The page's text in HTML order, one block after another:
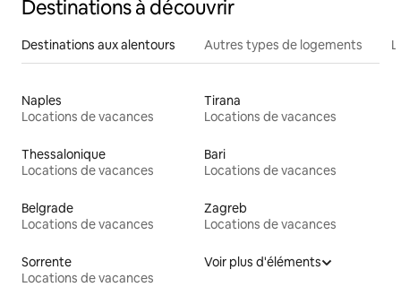
Destinations à découvrir
Destinations aux alentours Autres types de logements
Naples
Locations de vacances
Tirana
Locations de vacances
Thessalonique
Locations de vacances
Bari
Locations de vacances
Belgrade
Locations de vacances
Zagreb
Locations de vacances
Sorrente
Locations de vacances
Voir plus d'éléments